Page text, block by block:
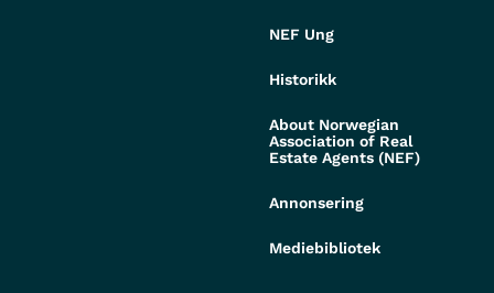
NEF Ung
Historikk
About Norwegian
Association of Real
Estate Agents (NEF)
Annonsering
Mediebibliotek